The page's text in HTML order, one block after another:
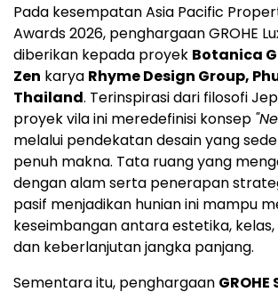
Pada kesempatan Asia Pacific
Awards 2026, penghargaan GROHE
diberikan kepada proyek Botanica
Zen karya Rhyme Design Group,
Thailand. Terinspirasi dari filosofi
proyek vila ini meredefinisi konsep
melalui pendekatan desain yang
penuh makna. Tata ruang yang
dengan alam serta penerapan
pasif menjadikan hunian ini mampu
keseimbangan antara estetika,
dan keberlanjutan jangka panjang.
Sementara itu, penghargaan